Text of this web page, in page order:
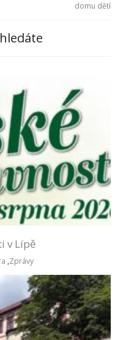
domu dětí
v Lípě
,Zprávy